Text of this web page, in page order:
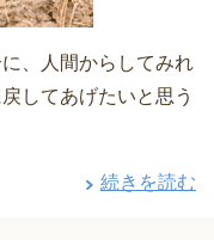
、人間からしてみれ
してあげたいと思う
続きを読む